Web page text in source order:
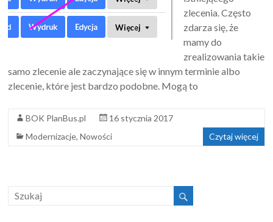
zlecenia. Często
zdarza się, że
mamy do
zrealizowania takie
samo zlecenie ale zaczynające się w innym terminie albo
zlecenie, które jest bardzo podobne. Mogą to
BOK PlanBus.pl
16 stycznia 2017
Modernizacje,Nowości Czytaj więcej